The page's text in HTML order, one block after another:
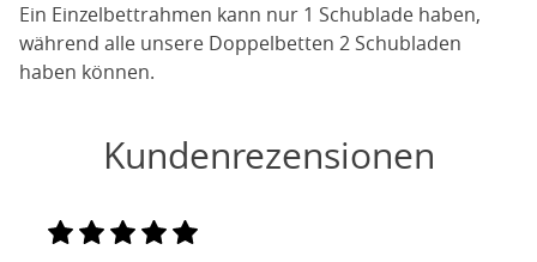
Ein Einzelbettrahmen kann nur 1 Schublade haben,
während alle unsere Doppelbetten 2 Schubladen
haben können.
Kundenrezensionen